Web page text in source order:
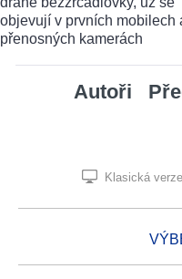
Autoři
Klasická verze